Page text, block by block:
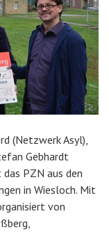
(Netzwerk Asyl),
Gebhardt
PZN aus den
in Wiesloch. Mit
von